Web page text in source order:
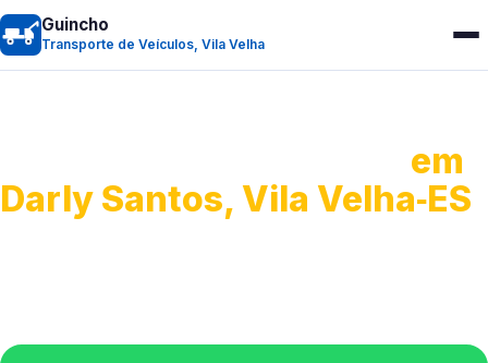
Guincho
Transporte de Veículos, Vila Velha
em
Darly Santos, Vila Velha‑ES